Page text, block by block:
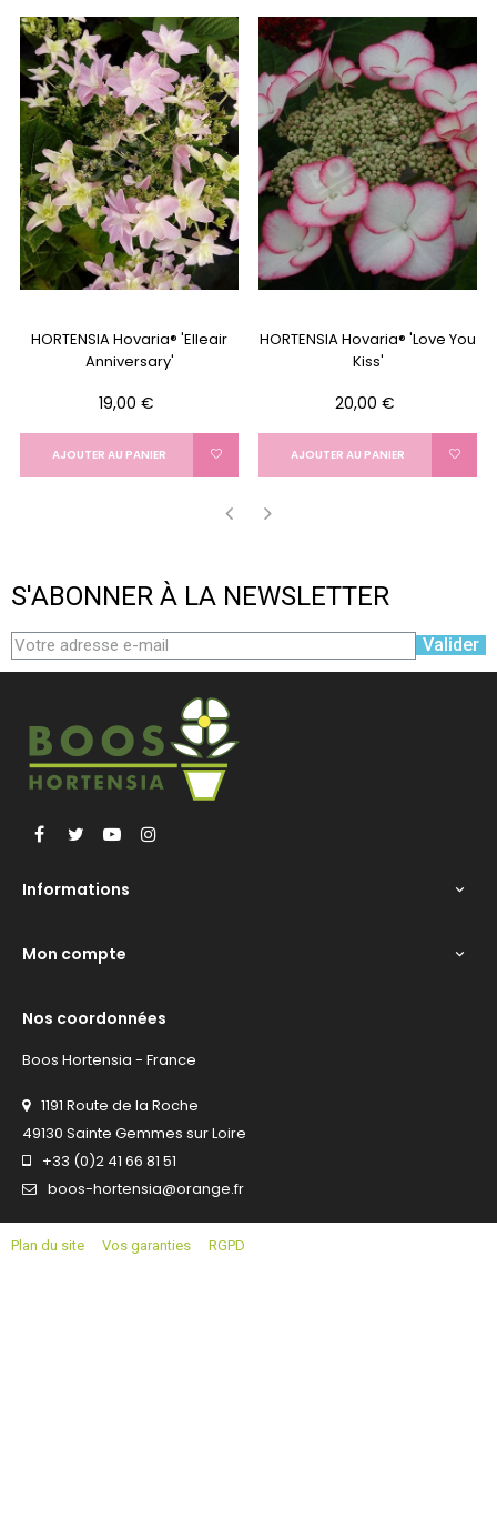
HORTENSIA Hovaria® 'Elleair
Anniversary'
Prix
19,00 €
AJOUTER AU PANIER
HORTENSIA Hovaria® 'Love You
Kiss'
Prix
20,00 €
AJOUTER AU PANIER
S'ABONNER À LA NEWSLETTER
Valider
Facebook
Twitter YouTube
Informations 
Mon compte 
Nos coordonnées
Boos Hortensia - France
1191 Route de la Roche
49130 Sainte Gemmes sur Loire
+33 (0)2 41 66 81 51
boos-hortensia@orange.fr
Plan du site Vos garanties RGPD